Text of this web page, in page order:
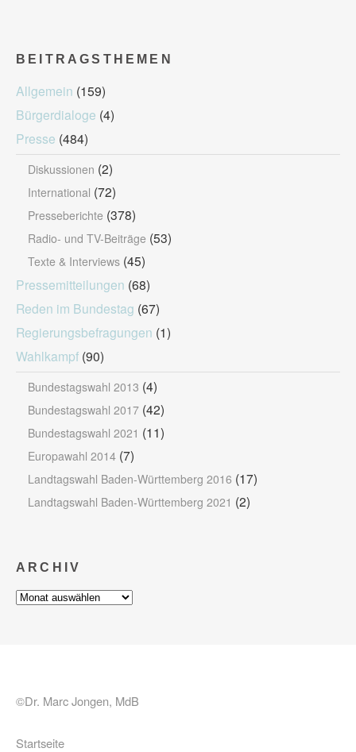
BEITRAGSTHEMEN
Allgemein (159)
Bürgerdialoge (4)
Presse (484)
Diskussionen (2)
International (72)
Presseberichte (378)
Radio- und TV-Beiträge (53)
Texte & Interviews (45)
Pressemitteilungen (68)
Reden im Bundestag (67)
Regierungsbefragungen (1)
Wahlkampf (90)
Bundestagswahl 2013 (4)
Bundestagswahl 2017 (42)
Bundestagswahl 2021 (11)
Europawahl 2014 (7)
Landtagswahl Baden-Württemberg 2016 (17)
Landtagswahl Baden-Württemberg 2021 (2)
ARCHIV
Archiv
©Dr. Marc Jongen, MdB
Startseite